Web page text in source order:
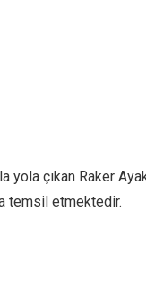
yola çıkan Raker
temsil etmektedir.